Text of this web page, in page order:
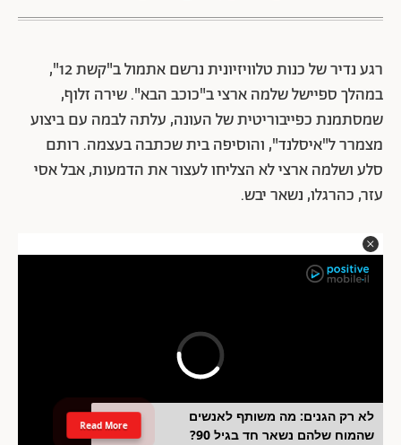
רגע נדיר של כנות טלוויזיונית נרשם אתמול ב"קשת 12",
במהלך ספיישל שלמה ארצי ב"כוכב הבא". שירה זלוף,
שמסתמנת כפייבוריטית של העונה, עלתה לבמה עם ביצוע
מצמרר ל"איסלנד", והוסיפה בית שכתבה בעצמה. רותם
סלע ושלמה ארצי לא הצליחו לעצור את הדמעות, אבל אסי
עזר, כהרגלו, נשאר יבש.
לא רק הגנים: מה משותף לאנשים
שהמוח שלהם נשאר חד בגיל 90?
Read More